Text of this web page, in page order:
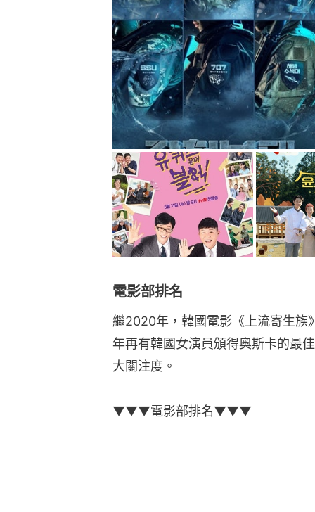
電影部排名
繼2020年，韓國電影《上流寄生族
年再有韓國女演員頒得奧斯卡的最
大關注度。
▼▼▼電影部排名▼▼▼